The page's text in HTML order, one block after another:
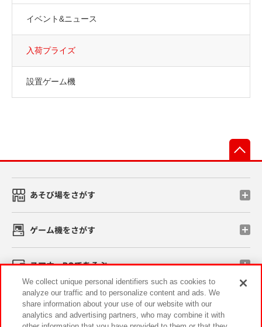
イベント&ニュース
入荷プライズ
設置ゲーム機
あそび場をさがす
ゲーム機をさがす
スマホ・PCであそぶ
イベント・キャンペーン
We collect unique personal identifiers such as cookies to
analyze our traffic and to personalize content and ads. We
share information about your use of our website with our
analytics and advertising partners, who may combine it with